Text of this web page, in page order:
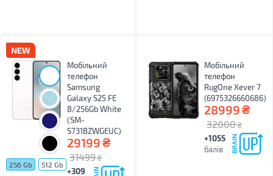
Мобільний
телефон
Samsung
Galaxy S25 FE
8/256Gb White
(SM-
S731BZWGEUC)
29199₴
31499 ₴
+309
256 Gb 512 Gb
Мобільний
телефон
RugOne Xever 7
(6975326660686)
28999₴
32000 ₴
+1055
балів